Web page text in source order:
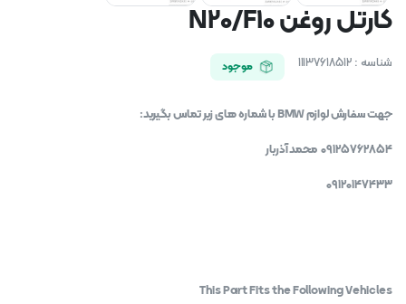
کارتل روغن N20/F10
شناسه : 11137618512 موجود
جهت سفارش لوازم BMW با شماره های زیر تماس بگیرید:
09125762854 محمد آذربار
09120147433
This Part Fits the Following Vehicles